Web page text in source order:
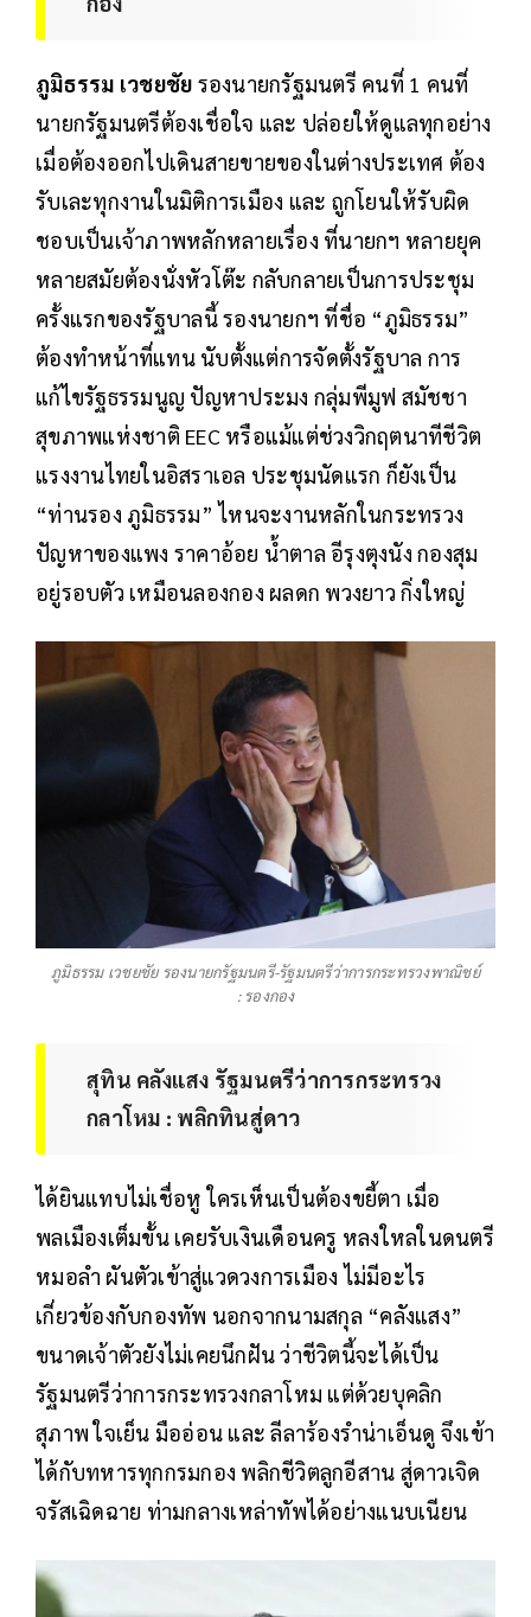
ภูมิธรรม​ เวชย​ชัย รองนายกรัฐมนตรี คนที่ 1 คนที่
นายกรัฐมนตรีต้องเชื่อใจ และ ปล่อยให้ดูแลทุกอย่าง
เมื่อต้องออกไปเดินสายขายของในต่างประเทศ ต้อง
รับเละทุกงานในมิติการเมือง และ ถูกโยนให้รับผิด
ชอบเป็นเจ้าภาพหลักหลายเรื่อง ที่นายกฯ หลายยุค
หลายสมัยต้องนั่งหัวโต๊ะ กลับกลายเป็นการประชุม
ครั้งแรกของรัฐบาลนี้ รองนายกฯ ที่ชื่อ “ภูมิธรรม”
ต้องทำหน้าที่แทน นับตั้งแต่การจัดตั้งรัฐบาล การ
แก้ไขรัฐธรรมนูญ ปัญหาประมง กลุ่มพีมูฟ สมัชชา
สุขภาพแห่งชาติ EEC หรือแม้แต่ช่วงวิกฤตนาทีชีวิต
แรงงานไทยในอิสราเอล ประชุมนัดแรก ก็ยังเป็น
“ท่านรอง ภูมิธรรม” ไหนจะงานหลักในกระทรวง
ปัญหาของแพง ราคาอ้อย น้ำตาล อีรุงตุงนัง กองสุม
อยู่รอบตัว เหมือนลองกอง ผลดก พวงยาว กิ่งใหญ่
ภูมิธรรม​ เวชย​ชัย​ รองนายก​รัฐมนตรี​-​รัฐมนตรี​ว่าการ​กระทรวง​พาณิชย์
: รองกอง
สุทิน คลังแสง​ รัฐมนตรี​ว่าการ​กระทรวง​
กลาโหม​ : พลิกทินสู่ดาว
ได้ยินแทบไม่เชื่อหู ใครเห็นเป็นต้องขยี้ตา เมื่อ
พลเมืองเต็มขั้น เคยรับเงินเดือนครู หลงใหลในดนตรี
หมอลำ ผันตัวเข้าสู่แวดวงการเมือง ไม่มีอะไร
เกี่ยวข้องกับกองทัพ นอกจากนามสกุล “คลังแสง”
ขนาดเจ้าตัวยังไม่เคยนึกฝัน ว่าชีวิตนี้จะได้เป็น
รัฐมนตรีว่าการกระทรวงกลาโหม แต่ด้วยบุคลิก
สุภาพ ใจเย็น มืออ่อน และ ลีลาร้องรำน่าเอ็นดู จึงเข้า
ได้กับทหารทุกกรมกอง พลิกชีวิตลูกอีสาน สู่ดาวเจิด
จรัสเฉิดฉาย ท่ามกลางเหล่าทัพได้อย่างแนบเนียน